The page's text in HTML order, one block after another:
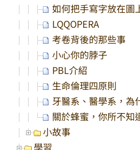
如何把手寫字放在圖
LQQOPERA
考卷背後的那些事
小心你的脖子
PBL介紹
生命倫理四原則
牙醫系、醫學系，為
關於蜂蜜，你所不知
小故事
學習